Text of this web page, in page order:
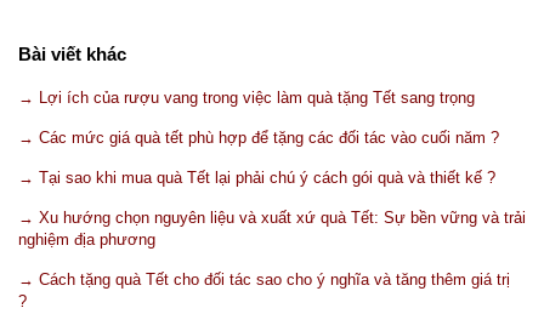
Bài viết khác
→ Lợi ích của rượu vang trong việc làm quà tặng Tết sang trọng
→ Các mức giá quà tết phù hợp để tặng các đối tác vào cuối năm ?
→ Tại sao khi mua quà Tết lại phải chú ý cách gói quà và thiết kế ?
→ Xu hướng chọn nguyên liệu và xuất xứ quà Tết: Sự bền vững và trải
nghiệm địa phương
→ Cách tặng quà Tết cho đối tác sao cho ý nghĩa và tăng thêm giá trị
?